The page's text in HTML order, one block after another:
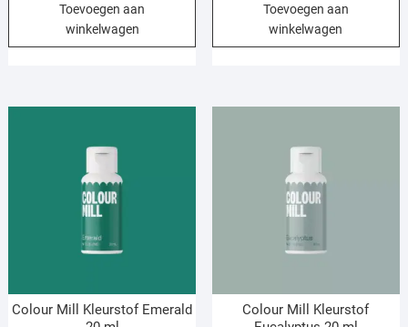
Toevoegen aan
winkelwagen
Toevoegen aan
winkelwagen
Colour Mill Kleurstof Emerald
Colour Mill Kleurstof